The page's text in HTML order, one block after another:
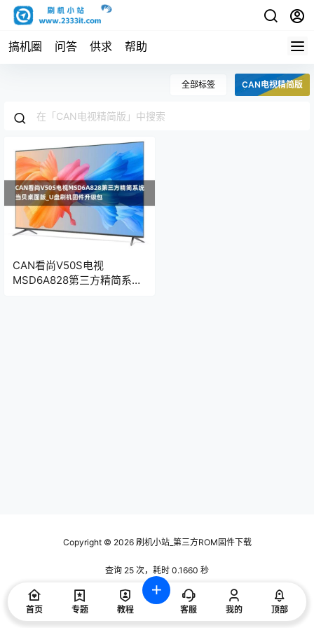
搞机圈 问答 供求 帮助
全部标签 CAN电视精简版
CAN看尚V50S电视
MSD6A828第三方精简系统
Copyright © 2026刷机小站_第三方ROM固件下载
查询 25 次，耗时 0.1660 秒
首页 专题 教程 客服 我的 顶部